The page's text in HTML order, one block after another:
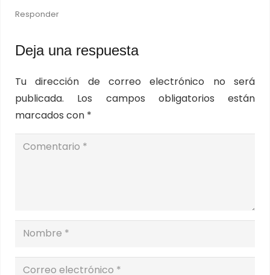
Responder
Deja una respuesta
Tu dirección de correo electrónico no será
publicada.
Los campos obligatorios están
marcados con *